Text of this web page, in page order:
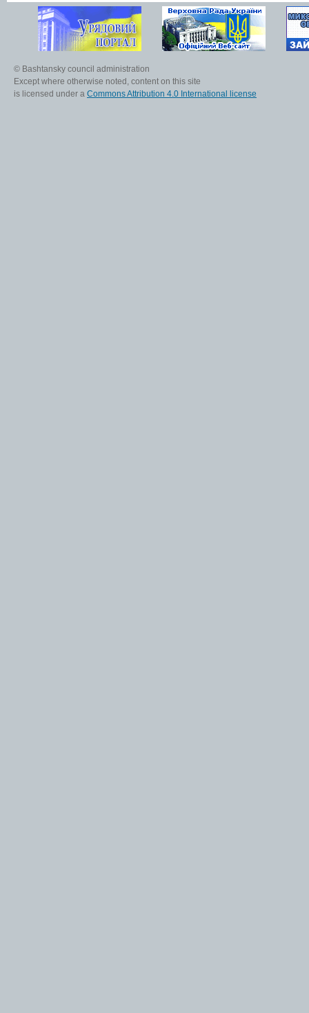
© Bashtansky council administration
Except where otherwise noted, content on this site
is licensed under a Commons Attribution 4.0 International license